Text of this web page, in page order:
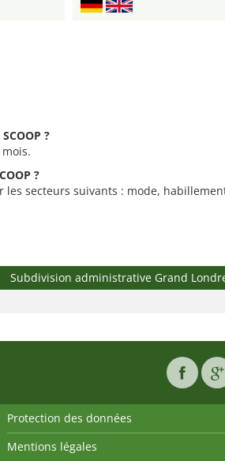
?
mois.
?
les secteurs suivants : mode,
Subdivision administrative Grand
Protection des données
Mentions légales